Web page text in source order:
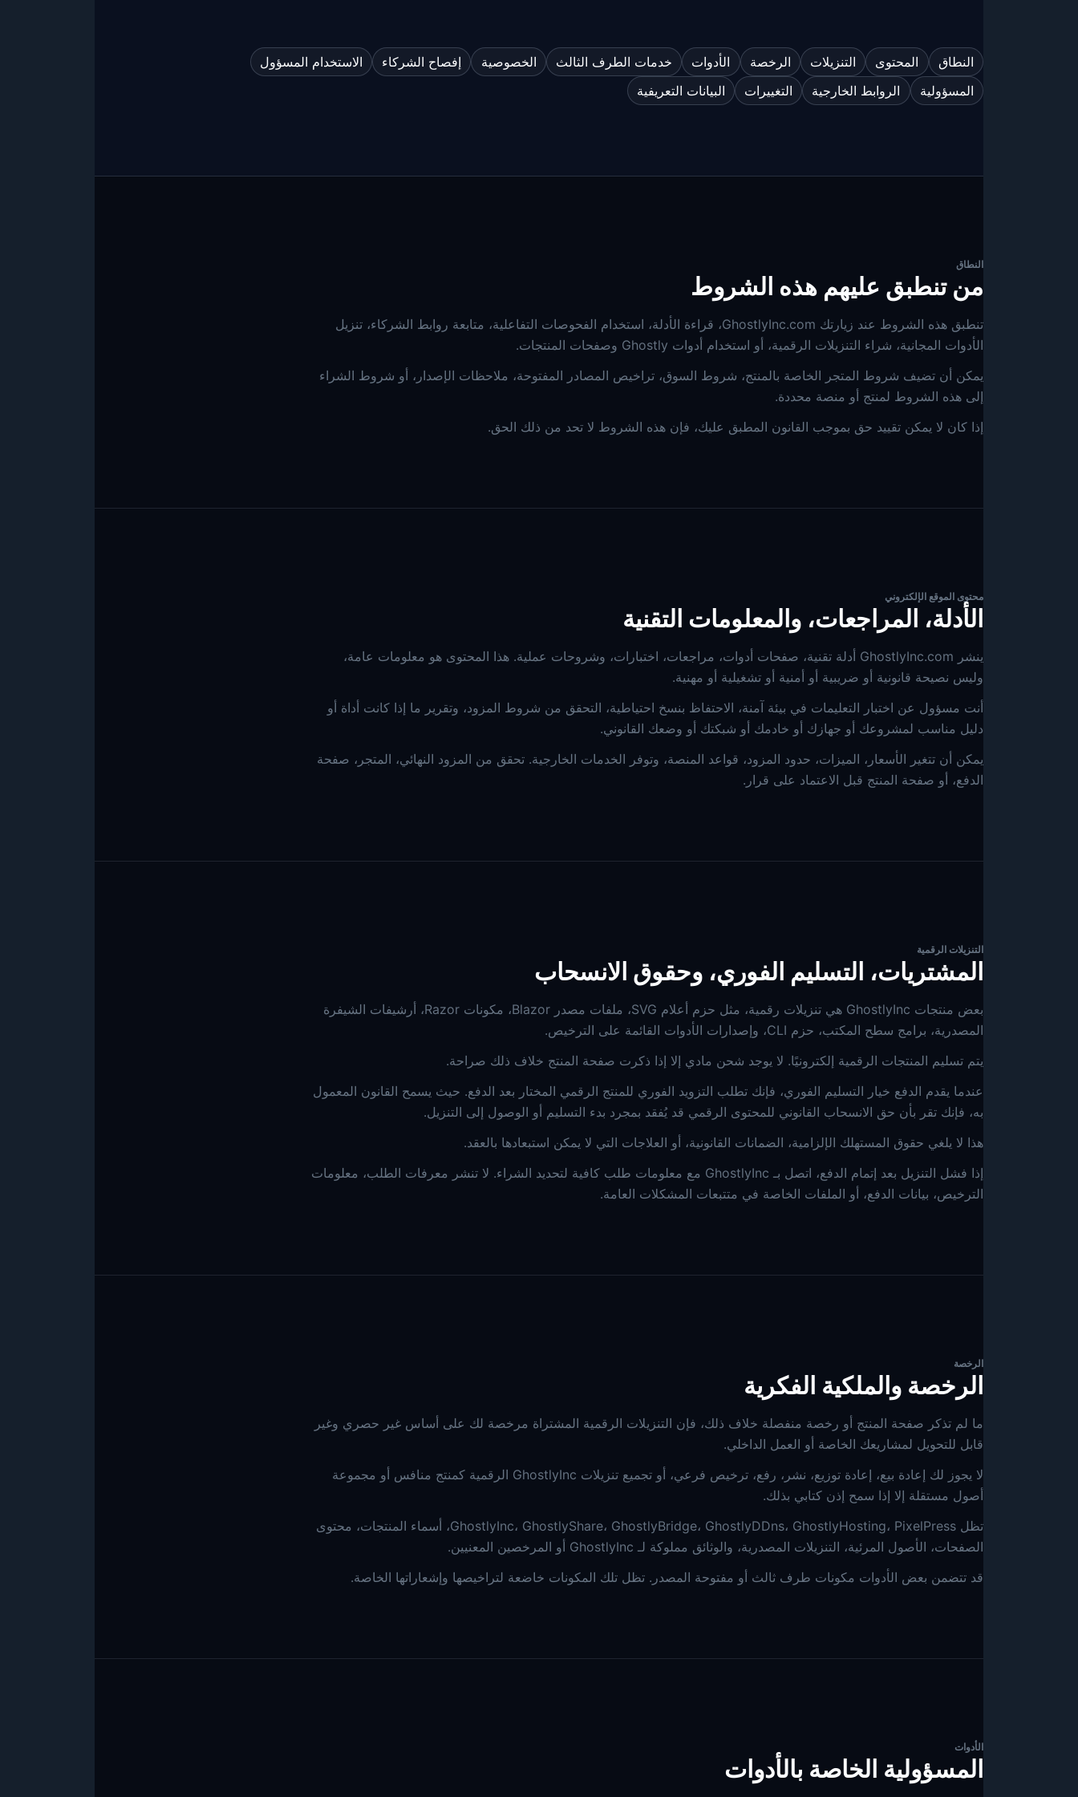
النطاق المحتوى التنزيلات الرخصة الأدوات خدمات الطرف الثالث الخصوصية إفصاح الشركاء
الاستخدام المسؤول
المسؤولية
الروابط الخارجية التغييرات البيانات التعريفية
النطاق
من تنطبق عليهم هذه الشروط
تنطبق هذه الشروط عند زيارتك GhostlyInc.com، قراءة الأدلة، استخدام الفحوصات التفاعلية، متابعة روابط الشركاء، تنزيل
الأدوات المجانية، شراء التنزيلات الرقمية، أو استخدام أدوات Ghostly وصفحات المنتجات.
يمكن أن تضيف شروط المتجر الخاصة بالمنتج، شروط السوق، تراخيص المصادر المفتوحة، ملاحظات الإصدار، أو شروط الشراء
إلى هذه الشروط لمنتج أو منصة محددة.
إذا كان لا يمكن تقييد حق بموجب القانون المطبق عليك، فإن هذه الشروط لا تحد من ذلك الحق.
محتوى الموقع الإلكتروني
الأدلة، المراجعات، والمعلومات التقنية
ينشر GhostlyInc.com أدلة تقنية، صفحات أدوات، مراجعات، اختبارات، وشروحات عملية. هذا المحتوى هو معلومات عامة،
وليس نصيحة قانونية أو ضريبية أو أمنية أو تشغيلية أو مهنية.
أنت مسؤول عن اختبار التعليمات في بيئة آمنة، الاحتفاظ بنسخ احتياطية، التحقق من شروط المزود، وتقرير ما إذا كانت أداة أو
دليل مناسب لمشروعك أو جهازك أو خادمك أو شبكتك أو وضعك القانوني.
يمكن أن تتغير الأسعار، الميزات، حدود المزود، قواعد المنصة، وتوفر الخدمات الخارجية. تحقق من المزود النهائي، المتجر، صفحة
الدفع، أو صفحة المنتج قبل الاعتماد على قرار.
التنزيلات الرقمية
المشتريات، التسليم الفوري، وحقوق الانسحاب
بعض منتجات GhostlyInc هي تنزيلات رقمية، مثل حزم أعلام SVG، ملفات مصدر Blazor، مكونات Razor، أرشيفات الشيفرة
المصدرية، برامج سطح المكتب، حزم CLI، وإصدارات الأدوات القائمة على الترخيص.
يتم تسليم المنتجات الرقمية إلكترونيًا. لا يوجد شحن مادي إلا إذا ذكرت صفحة المنتج خلاف ذلك صراحة.
عندما يقدم الدفع خيار التسليم الفوري، فإنك تطلب التزويد الفوري للمنتج الرقمي المختار بعد الدفع. حيث يسمح القانون المعمول
به، فإنك تقر بأن حق الانسحاب القانوني للمحتوى الرقمي قد يُفقد بمجرد بدء التسليم أو الوصول إلى التنزيل.
هذا لا يلغي حقوق المستهلك الإلزامية، الضمانات القانونية، أو العلاجات التي لا يمكن استبعادها بالعقد.
إذا فشل التنزيل بعد إتمام الدفع، اتصل بـ GhostlyInc مع معلومات طلب كافية لتحديد الشراء. لا تنشر معرفات الطلب، معلومات
الترخيص، بيانات الدفع، أو الملفات الخاصة في متتبعات المشكلات العامة.
الرخصة
الرخصة والملكية الفكرية
ما لم تذكر صفحة المنتج أو رخصة منفصلة خلاف ذلك، فإن التنزيلات الرقمية المشتراة مرخصة لك على أساس غير حصري وغير
قابل للتحويل لمشاريعك الخاصة أو العمل الداخلي.
لا يجوز لك إعادة بيع، إعادة توزيع، نشر، رفع، ترخيص فرعي، أو تجميع تنزيلات GhostlyInc الرقمية كمنتج منافس أو مجموعة
أصول مستقلة إلا إذا سمح إذن كتابي بذلك.
تظل GhostlyInc، GhostlyShare، GhostlyBridge، GhostlyDDns، GhostlyHosting، PixelPress، أسماء المنتجات، محتوى
الصفحات، الأصول المرئية، التنزيلات المصدرية، والوثائق مملوكة لـ GhostlyInc أو المرخصين المعنيين.
قد تتضمن بعض الأدوات مكونات طرف ثالث أو مفتوحة المصدر. تظل تلك المكونات خاضعة لتراخيصها وإشعاراتها الخاصة.
الأدوات
المسؤولية الخاصة بالأدوات